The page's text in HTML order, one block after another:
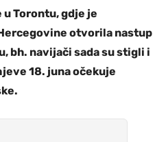
Torontu, gdje je
otvorila nastup
bh. navijači sada su stigli i
18. juna očekuje